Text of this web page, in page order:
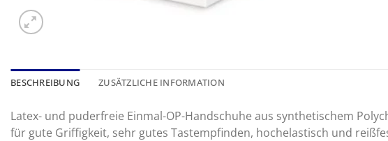
BESCHREIBUNG ZUSÄTZLICHE INFORMATION
Latex- und puderfreie Einmal-OP-Handschuhe aus synthetischem
für gute Griffigkeit, sehr gutes Tastempfinden, hochelastisch und